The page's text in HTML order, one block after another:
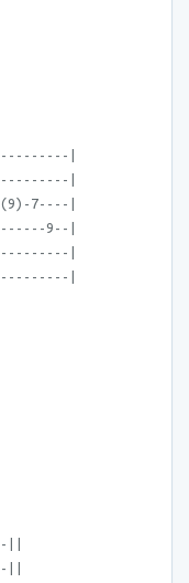
|
|
7----|
9--|
|
|
||
||